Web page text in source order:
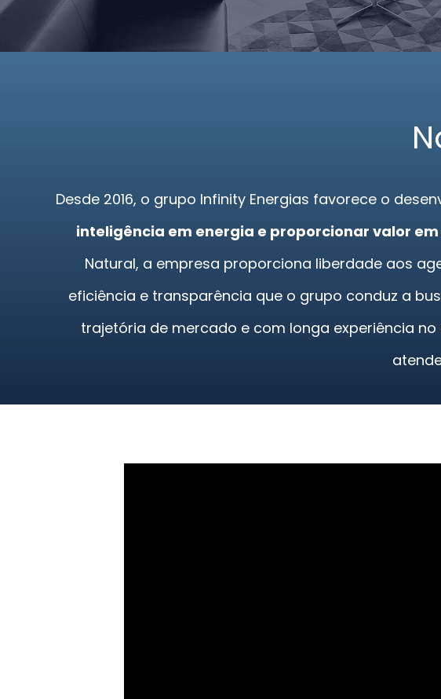
Desde 2016, o grupo Infinity Energias favorece o
inteligência em energia e proporcionar valor
Natural, a empresa proporciona liberdade aos
eficiência e transparência que o grupo conduz a
trajetória de mercado e com longa experiência